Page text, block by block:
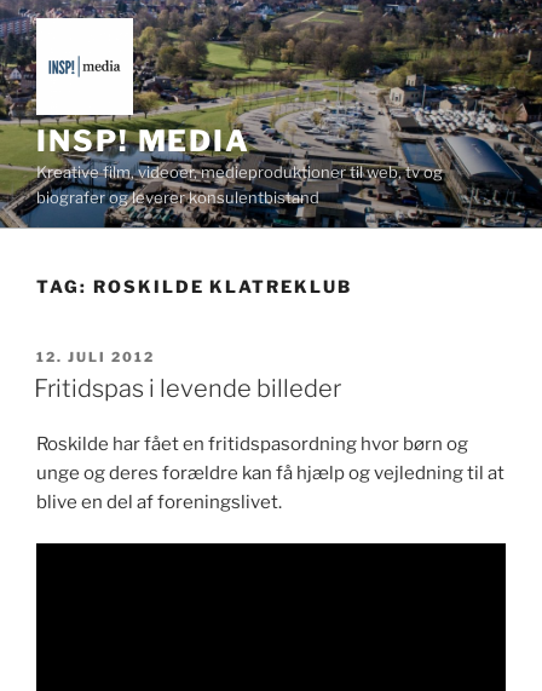
Videre
til
indhold
INSP! MEDIA
Kreative film, videoer, medieproduktioner til web, tv og
biografer og leverer konsulentbistand
TAG: ROSKILDE KLATREKLUB
UDGIVET
DEN
12. JULI 2012
Fritidspas i levende billeder
Roskilde har fået en fritidspa­sor­d­ning hvor børn og
unge og deres foræl­dre kan få hjælp og vejled­ning til at
blive en del af foreningslivet.